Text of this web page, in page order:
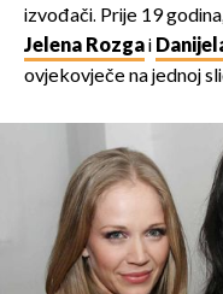
izvođači. Prije 19
Jelena Rozgai
ovjekovječe na jednoj